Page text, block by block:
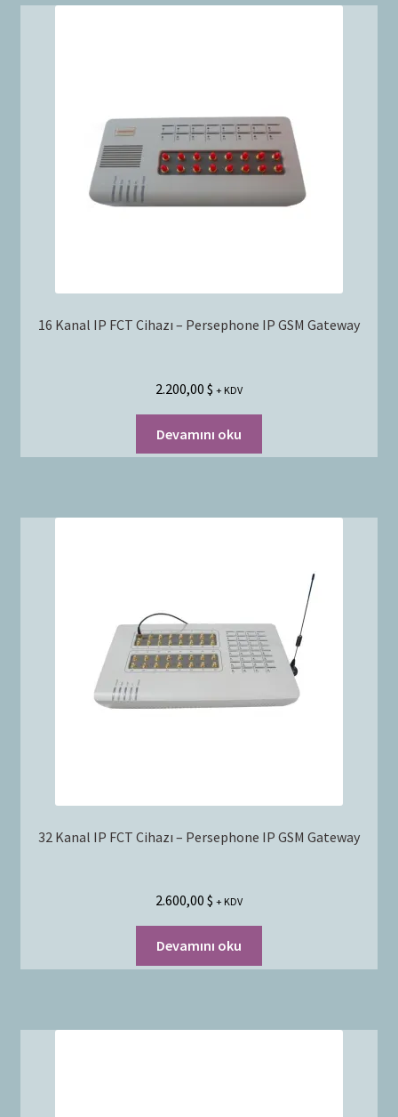
16 Kanal IP FCT Cihazı – Persephone IP GSM Gateway
2.200,00 $ + KDV
Devamını oku
32 Kanal IP FCT Cihazı – Persephone IP GSM Gateway
2.600,00 $ + KDV
Devamını oku